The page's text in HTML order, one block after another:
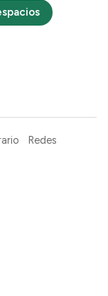
Redes